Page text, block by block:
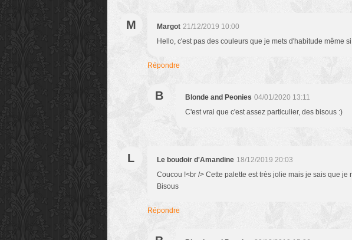
M Margot 21/12/2019 10:00
Hello, c'est pas des couleurs que je mets d'habitude même
Répondre
B Blonde and Peonies 04/01/2020 13:11
C'est vrai que c'est assez particulier, des bisous :)
L Le boudoir d'Amandine 18/12/2019 20:03
Coucou !<br /> Cette palette est très jolie mais je sais que je
Bisous
Répondre